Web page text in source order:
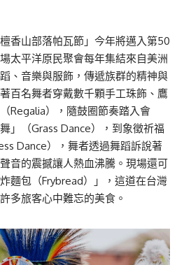
香山部落帕瓦節」今年將邁入第50
太平洋原民聚會每年集結來自美洲
、音樂與服飾，傳遞族群的精神與
百名舞者穿戴數千顆手工珠飾、鷹
Regalia），隨鼓圈節奏踏入會
」（Grass Dance），到象徵祈福
Dance），舞者透過舞蹈訴說著
音的震撼讓人熱血沸騰。現場還可
麵包（Frybread）」，這道在台灣
多旅客心中難忘的美食。